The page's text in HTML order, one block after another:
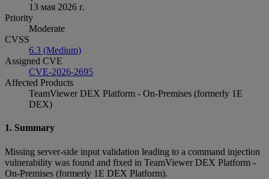
13 мая 2026 г.
Priority
Moderate
CVSS
6.3 (Medium)
Assigned CVE
CVE-2026-2695
Affected Products
TeamViewer DEX Platform - On-Premises (formerly 1E
DEX)
1. Summary
Missing server-side input validation leading to a command injection
vulnerability was found and fixed in TeamViewer DEX Platform -
On-Premises (formerly 1E DEX Platform).